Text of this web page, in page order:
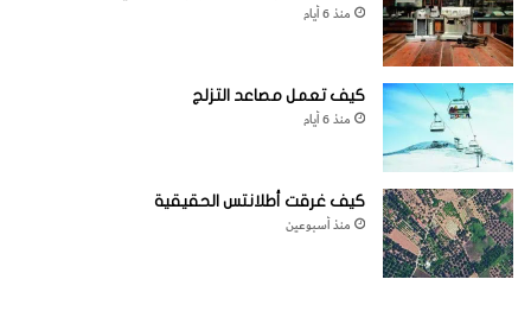
منذ 6 أيام
كيف تعمل مصاعد التزلج
منذ 6 أيام
كيف غرقت أطلانتس الحقيقية
منذ أسبوعين